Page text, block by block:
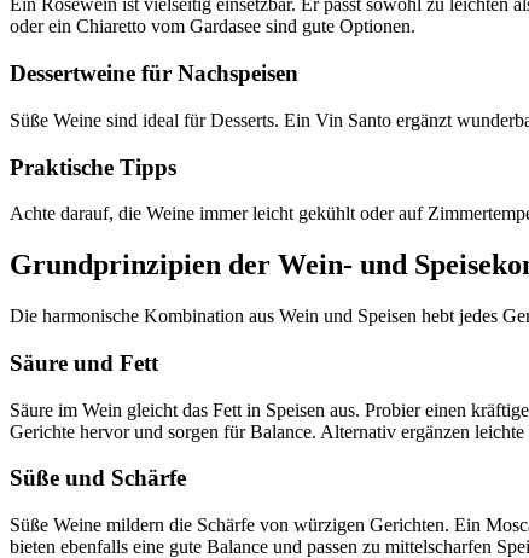
Ein Roséwein ist vielseitig einsetzbar. Er passt sowohl zu leichten
oder ein Chiaretto vom Gardasee sind gute Optionen.
Dessertweine für Nachspeisen
Süße Weine sind ideal für Desserts. Ein Vin Santo ergänzt
Praktische Tipps
Achte darauf, die Weine immer leicht gekühlt oder auf
Grundprinzipien der Wein- und
Die harmonische Kombination aus Wein und Speisen hebt jedes
Säure und Fett
Säure im Wein gleicht das Fett in Speisen aus. Probier einen
Gerichte hervor und sorgen für Balance. Alternativ ergänzen
Süße und Schärfe
Süße Weine mildern die Schärfe von würzigen Gerichten. Ein
bieten ebenfalls eine gute Balance und passen zu mittelscharfen